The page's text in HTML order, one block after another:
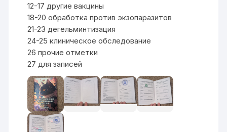
12-17 другие вакцины
18-20 обработка против экзопаразитов
21-23 дегельминтизация
24-25 клиническое обследование
26 прочие отметки
27 для записей